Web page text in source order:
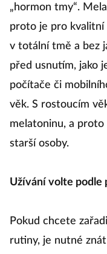
„hormon tmy“.
proto je pro kvalitní
v totální tmě a bez
před usnutím, jako
počítače či
věk. S rostoucím
melatoninu, a
starší osoby.
Užívání volte podle
Pokud chcete
rutiny, je nutné